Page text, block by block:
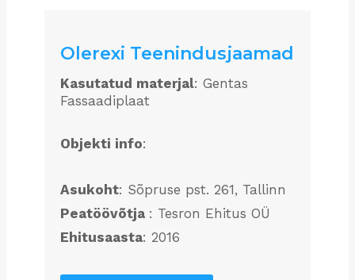
Olerexi Teenindusjaamad
Kasutatud materjal: Gentas
Fassaadiplaat
Objekti info:
Asukoht: Sõpruse pst. 261, Tallinn
Peatöövõtja : Tesron Ehitus OÜ
Ehitusaasta: 2016